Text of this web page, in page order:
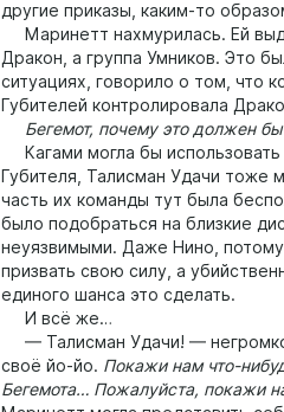
другие приказы, каким-то
Маринетт нахмурилась. Ей
Дракон, а группа Умников. Это
ситуациях, говорило о том, что
Губителей контролировала
Бегемот, почему это должен
Кагами могла бы использовать
Губителя, Талисман Удачи тоже
часть их команды тут была
было подобраться на близкие
неуязвимыми. Даже Нино,
призвать свою силу, а
единого шанса это сделать.
И всё же…
— Талисман Удачи! — негромко
своё йо-йо. Покажи нам что-
Бегемота… Пожалуйста, покажи